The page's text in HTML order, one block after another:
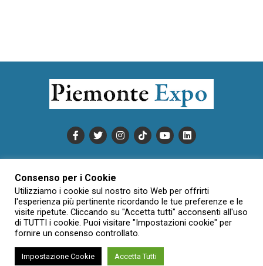
INFORMATIVA SULLA PRIVACY
CONDIZIONI DI UTILIZZO
DATI SOCIETARI
NOVAJO
CREDITS
CONTATTTI
Creative Commons Attribuzione - Non commerciale - Non opere
Consenso per i Cookie
Utilizziamo i cookie sul nostro sito Web per offrirti
l'esperienza più pertinente ricordando le tue preferenze e le
visite ripetute. Cliccando su "Accetta tutti" acconsenti all'uso
di TUTTI i cookie. Puoi visitare "Impostazioni cookie" per
fornire un consenso controllato.
Impostazione Cookie Accetta Tutti